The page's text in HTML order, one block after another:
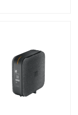
mois, Sans engagement